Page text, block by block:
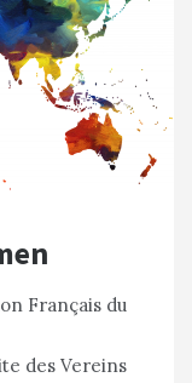
Français du
des Vereins